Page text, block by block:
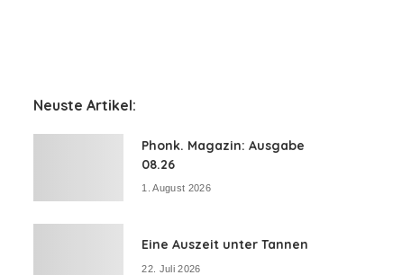
Neuste Artikel:
Phonk. Magazin: Ausgabe
08.26
1. August 2026
Eine Auszeit unter Tannen
22. Juli 2026